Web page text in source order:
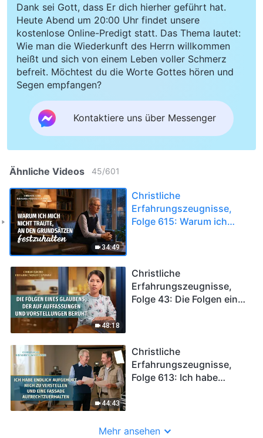
Dank sei Gott, dass Er dich hierher geführt hat.
Heute Abend um 20:00 Uhr findet unsere
kostenlose Online-Predigt statt. Das Thema lautet:
Wie man die Wiederkunft des Herrn willkommen
heißt und sich von einem Leben voller Schmerz
befreit. Möchtest du die Worte Gottes hören und
Segen empfangen?
Kontaktiere uns über Messenger
Ähnliche Videos 45/601
34:49
Christliche
Erfahrungszeugnisse,
Folge 615: Warum ich
48:18
Christliche
Erfahrungszeugnisse,
Folge 43: Die Folgen eines
44:43
Christliche
Erfahrungszeugnisse,
Folge 613: Ich habe
aufrechtzuerhalten
Mehr ansehen